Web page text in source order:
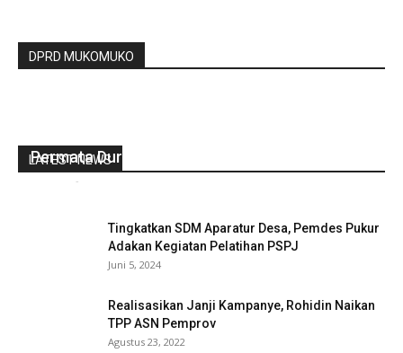
DPRD MUKOMUKO
LATEST NEWS
Permata Duri Di Tahan Polisi
-
Tingkatkan SDM Aparatur Desa, Pemdes Pukur
Adakan Kegiatan Pelatihan PSPJ
Juni 5, 2024
Realisasikan Janji Kampanye, Rohidin Naikan
TPP ASN Pemprov
Agustus 23, 2022